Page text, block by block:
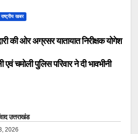
राष्ट्रीय खबर
की ओर अग्रसर यातायात निरीक्षक योगेश
चमोली पुलिस परिवार ने दी भावभीनी
उत्तराखंड
2026